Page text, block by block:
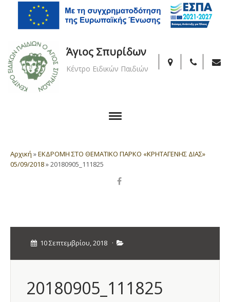
Άγιος Σπυρίδων
Κέντρο Ειδικών Παιδιών
Αρχική »ΕΚΔΡΟΜΗ ΣΤΟ ΘΕΜΑΤΙΚΟ ΠΑΡΚΟ «ΚΡΗΤΑΓΕΝΗΣ ΔΙΑΣ»
05/09/2018»20180905_111825
10 Σεπτεμβρίου, 2018 ·
20180905_111825